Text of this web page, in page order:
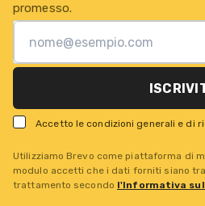
promesso.
Accetto le condizioni generali e di
Utilizziamo Brevo come piattaforma di
modulo accetti che i dati forniti siano
trattamento secondo l'Informativa